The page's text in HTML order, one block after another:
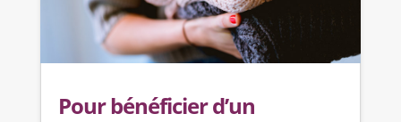
Pour bénéficier d’un